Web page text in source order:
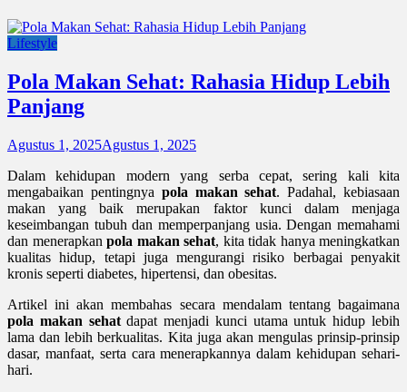
Lifestyle
Pola Makan Sehat: Rahasia Hidup Lebih
Panjang
Agustus 1, 2025Agustus 1, 2025
Dalam kehidupan modern yang serba cepat, sering kali kita
mengabaikan pentingnya pola makan sehat. Padahal, kebiasaan
makan yang baik merupakan faktor kunci dalam menjaga
keseimbangan tubuh dan memperpanjang usia. Dengan memahami
dan menerapkan pola makan sehat, kita tidak hanya meningkatkan
kualitas hidup, tetapi juga mengurangi risiko berbagai penyakit
kronis seperti diabetes, hipertensi, dan obesitas.
Artikel ini akan membahas secara mendalam tentang bagaimana
pola makan sehatdapat menjadi kunci utama untuk hidup lebih
lama dan lebih berkualitas. Kita juga akan mengulas prinsip-prinsip
dasar, manfaat, serta cara menerapkannya dalam kehidupan sehari-
hari.